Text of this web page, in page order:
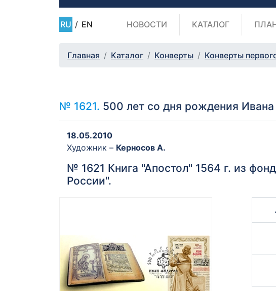
RU / EN НОВОСТИ КАТАЛОГ
Главная Каталог Конверты Конверты
№ 1621. 500 лет со дня рождения
18.05.2010
Художник – Керносов А.
№ 1621 Книга "Апостол" 1564 г. из
России".